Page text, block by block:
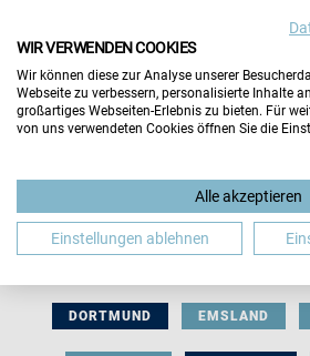
BERUFLICHE ORIENTIERUNG
DORTMUND EMSLAND
WIR VERWENDEN COOKIES
Wir können diese zur Analyse unserer
Webseite zu verbessern, personalisierte Inhalte
großartiges Webseiten-Erlebnis zu bieten. Für
von uns verwendeten Cookies öffnen Sie die
Alle akzeptieren
Einstellungen ablehnen